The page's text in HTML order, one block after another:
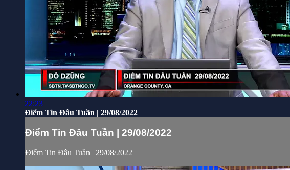
22:23
Điểm Tin Đâu Tuần | 29/08/2022
Điểm Tin Đâu Tuần | 29/08/2022
Điểm Tin Đâu Tuần | 29/08/2022